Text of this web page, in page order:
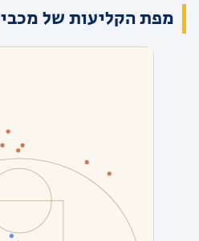
מפת הקליעות של מכבי